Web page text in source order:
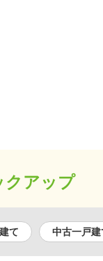
クアップ
て 中古一戸建